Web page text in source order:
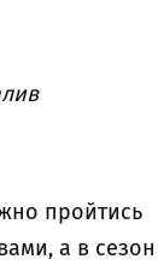
пройтись
а в сезон